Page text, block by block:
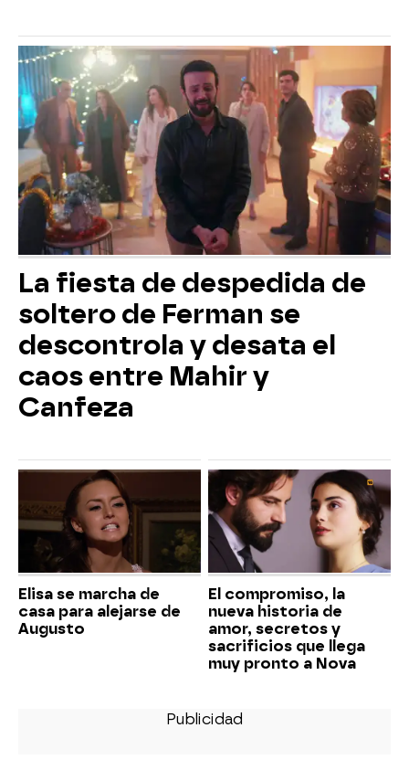
La fiesta de despedida de
soltero de Ferman se
descontrola y desata el
caos entre Mahir y
Canfeza
Elisa se marcha de
casa para alejarse de
Augusto
El compromiso, la
nueva historia de
amor, secretos y
sacrificios que llega
muy pronto a Nova